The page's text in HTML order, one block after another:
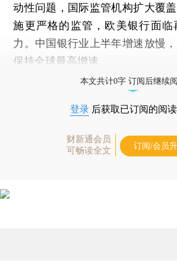
动性问题，国际监管机构扩大覆
施更严格的监管，欧美银行面临
力。中国银行业上半年增速放慢
保持全球最高增速。
本文共计0字 订阅后继续
登录 后获取已订阅的阅
财新通会员
可畅读全文
订阅/会员